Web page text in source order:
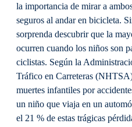
la importancia de mirar a
seguros al andar en bicicleta.
sorprenda descubrir que la
ocurren cuando los niños son
ciclistas. Según la
Tráfico en Carreteras
muertes infantiles por
un niño que viaja en un
el 21 % de estas trágicas